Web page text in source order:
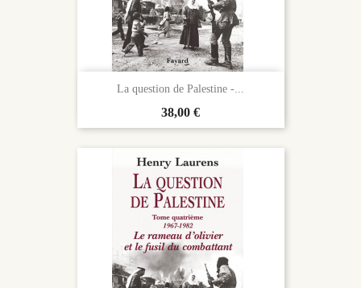
La question de Palestine -...
Prix
38,00 €